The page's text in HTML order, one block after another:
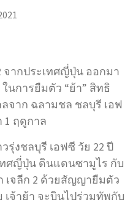
จากประเทศญี่ปุ่น ออกมา
นการยืมตัว “ย้า” สิทธิ
จาก ฉลามชล ชลบุรี เอฟ
1 ฤดูกาล
รุ่งชลบุรี เอฟซี วัย 22 ปี
ศญี่ปุ่น ดินแดนซามูไร กับ
เจลีก 2 ด้วยสัญญายืมตัว
เจ้าย้า จะบินไปร่วมทัพกับ